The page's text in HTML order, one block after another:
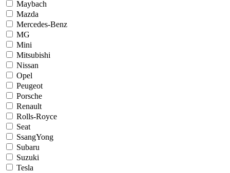
Maybach
Mazda
Mercedes-Benz
MG
Mini
Mitsubishi
Nissan
Opel
Peugeot
Porsche
Renault
Rolls-Royce
Seat
SsangYong
Subaru
Suzuki
Tesla